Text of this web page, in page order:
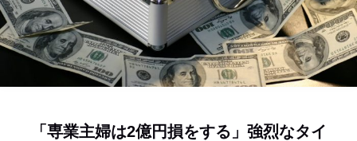
「専業主婦は2億円損をする」強烈なタイ